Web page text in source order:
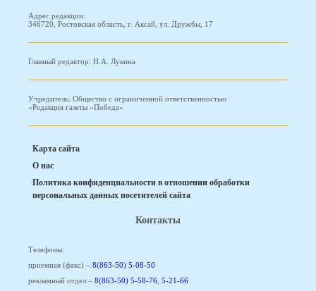
Адрес редакции:
346720, Ростовская область, г. Аксай, ул. Дружбы, 17
Главный редактор: Н.А. Лукина
Учредитель: Общество с ограниченной ответственностью
«Редакция газеты «Победа»
Карта сайта
О нас
Политика конфиденциальности в отношении обработки
персональных данных посетителей сайта
Контакты
Телефоны:
приемная (факс) – 8(863-50) 5-08-50
рекламный отдел – 8(863-50) 5-58-76, 5-21-66